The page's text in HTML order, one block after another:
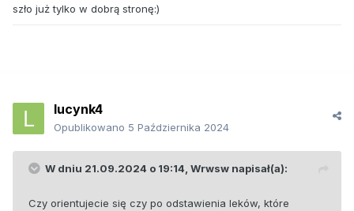
szło już tylko w dobrą stronę:)
lucynk4
Opublikowano 5 Października 2024
W dniu 21.09.2024 o 19:14, Wrwsw napisał(a):
Czy orientujecie się czy po odstawienia leków, które